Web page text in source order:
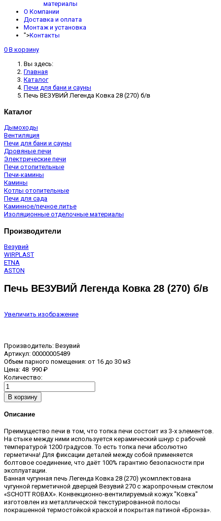
материалы
О Компании
Доставка и оплата
Монтаж и установка
">Контакты
0 В корзину
Вы здесь:
Главная
Каталог
Печи для бани и сауны
Печь ВЕЗУВИЙ Легенда Ковка 28 (270) б/в
Каталог
Дымоходы
Вентиляция
Печи для бани и сауны
Дровяные печи
Электрические печи
Печи отопительные
Печи-камины
Камины
Котлы отопительные
Печи для сада
Каминное/печное литье
Изоляционные отделочные материалы
Производители
Везувий
WIRPLAST
ETNA
ASTON
Печь ВЕЗУВИЙ Легенда Ковка 28 (270) б/в
Увеличить изображение
Производитель: Везувий
Артикул: 00000005489
Объем парного помещения: от 16 до 30 м3
Цена: 48 990 ₽
Количество:
Описание
Преимущество печи в том, что топка печи состоит из 3-х элементов.
На стыке между ними используется керамический шнур с рабочей
температурой 1200 градусов. То есть топка печи абсолютно
герметична! Для фиксации деталей между собой применяется
болтовое соединение, что даёт 100% гарантию безопасности при
эксплуатации.
Банная чугунная печь Легенда Ковка 28 (270) укомплектована
чугунной герметичной дверцей Везувий 270 с жаропрочным стеклом
«SCHOTT ROBAX». Конвекционно-вентилируемый кожух "Ковка"
изготовлен из металлической текстурированной полосы
покрашенной термостойкой краской и покрытая патиной «Бронза».